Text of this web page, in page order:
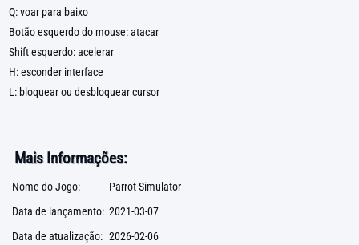
Q: voar para baixo
Botão esquerdo do mouse: atacar
Shift esquerdo: acelerar
H: esconder interface
L: bloquear ou desbloquear cursor
Mais Informações:
Nome do Jogo:
Parrot Simulator
Data de lançamento: 2021-03-07
Data de atualização: 2026-02-06